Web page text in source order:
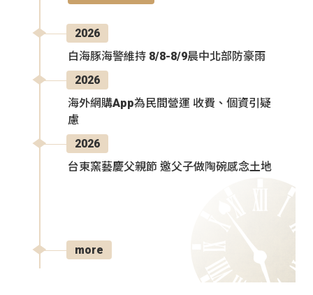
2026
白海豚海警維持 8/8-8/9晨中北部防豪雨
2026
海外網購App為民間營運 收費、個資引疑
慮
2026
台東窯藝慶父親節 邀父子做陶碗感念土地
more